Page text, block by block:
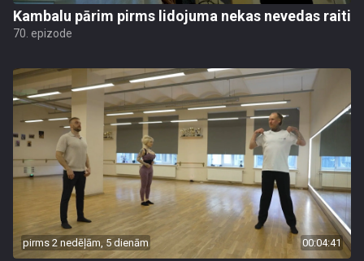
Kambalu pārim pirms lidojuma nekas nevedas raiti
70. epizode
pirms 2 nedēļām, 5 dienām 00:04:41